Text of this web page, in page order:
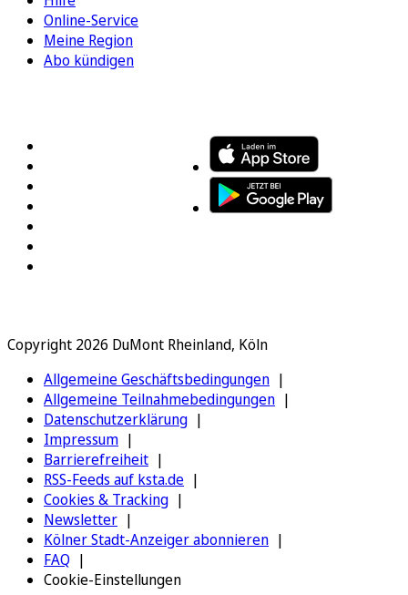
Online-Service
Meine Region
Abo kündigen
Copyright 2026 DuMont Rheinland, Köln
Allgemeine Geschäftsbedingungen
Allgemeine Teilnahmebedingungen
Datenschutzerklärung
Impressum
Barrierefreiheit
RSS-Feeds auf ksta.de
Cookies & Tracking
Newsletter
Kölner Stadt-Anzeiger abonnieren
FAQ
Cookie-Einstellungen